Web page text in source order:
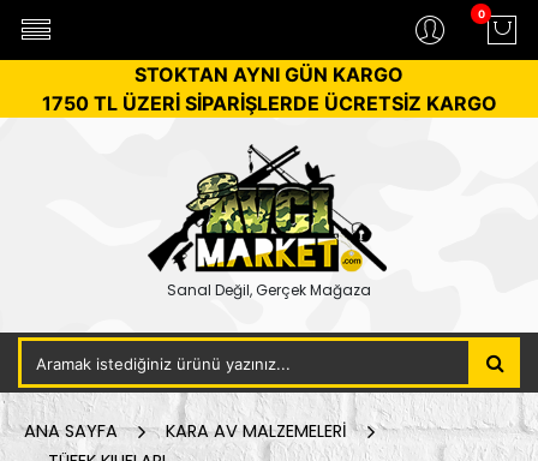
0
STOKTAN AYNI GÜN KARGO
1750 TL ÜZERİ SİPARİŞLERDE ÜCRETSİZ KARGO
Sanal Değil, Gerçek Mağaza
ANA SAYFA
KARA AV MALZEMELERİ